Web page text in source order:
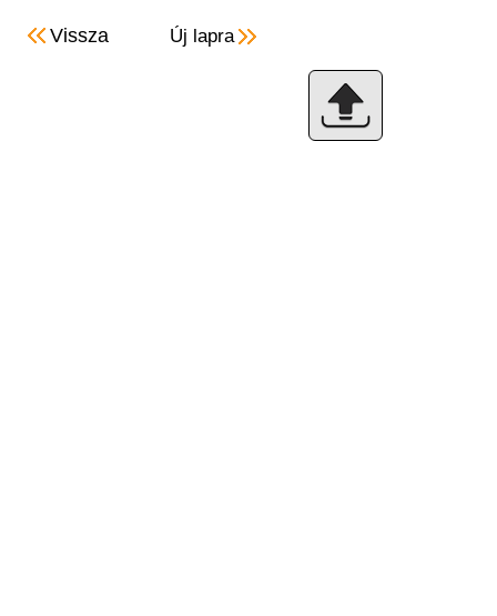
Vissza Új lapra